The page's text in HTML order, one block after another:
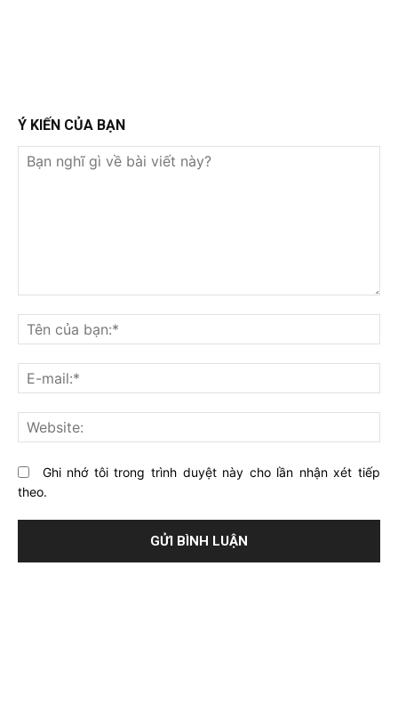
Ý KIẾN CỦA BẠN
nghĩ
gì
về
bài
viết
này?
Ghi nhớ tôi trong trình duyệt này cho lần nhận xét tiếp
theo.